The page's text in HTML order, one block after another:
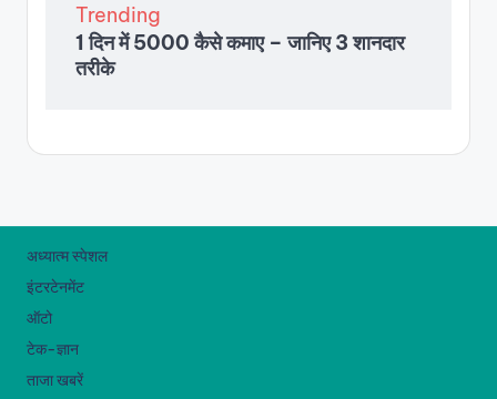
Trending
1 दिन में 5000 कैसे कमाए – जानिए 3 शानदार
तरीके
अध्यात्म स्पेशल
इंटरटेनमेंट
ऑटो
टेक-ज्ञान
ताजा खबरें